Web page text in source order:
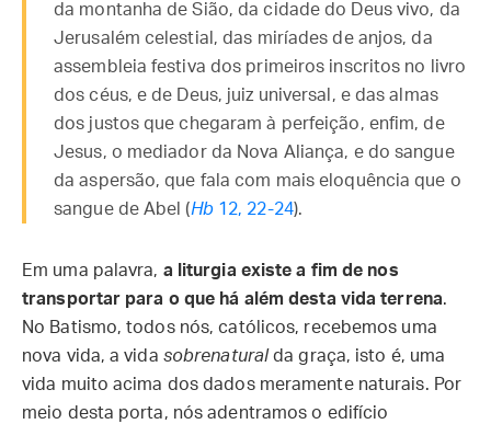
da montanha de Sião, da cidade do Deus vivo, da
Jerusalém celestial, das miríades de anjos, da
assembleia festiva dos primeiros inscritos no livro
dos céus, e de Deus, juiz universal, e das almas
dos justos que chegaram à perfeição, enfim, de
Jesus, o mediador da Nova Aliança, e do sangue
da aspersão, que fala com mais eloquência que o
sangue de Abel (Hb12, 22-24).
Em uma palavra, a liturgia existe a fim de nos
transportar para o que há além desta vida terrena.
No Batismo, todos nós, católicos, recebemos uma
nova vida, a vida sobrenaturalda graça, isto é, uma
vida muito acima dos dados meramente naturais. Por
meio desta porta, nós adentramos o edifício